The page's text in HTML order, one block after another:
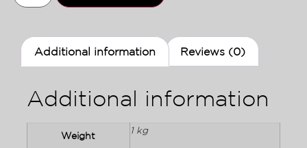
Additional information Reviews (0)
Additional information
Weight 1 kg